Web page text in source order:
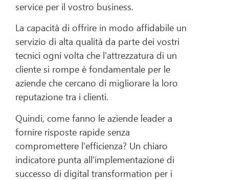
service per il vostro business.
La capacità di offrire in modo affidabile un
servizio di alta qualità da parte dei vostri
tecnici ogni volta che l'attrezzatura di un
cliente si rompe è fondamentale per le
aziende che cercano di migliorare la loro
reputazione tra i clienti.
Quindi, come fanno le aziende leader a
fornire risposte rapide senza
compromettere l'efficienza? Un chiaro
indicatore punta all'implementazione di
successo di digital transformation per i